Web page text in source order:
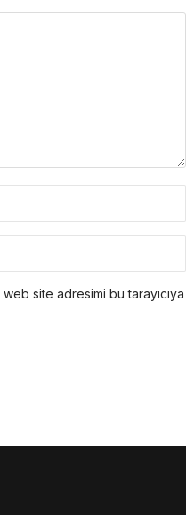
site adresimi bu tarayıcıya